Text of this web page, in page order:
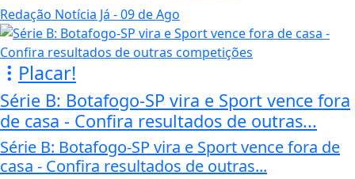
Redação Notícia Já - 09 de Ago
Placar!
Série B: Botafogo-SP vira e Sport vence fora
de casa - Confira resultados de outras...
Série B: Botafogo-SP vira e Sport vence fora de
casa - Confira resultados de outras...